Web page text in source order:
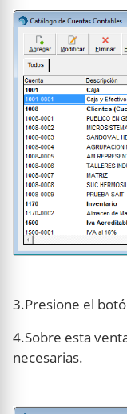
3.Presione el
4.Sobre esta
necesarias.